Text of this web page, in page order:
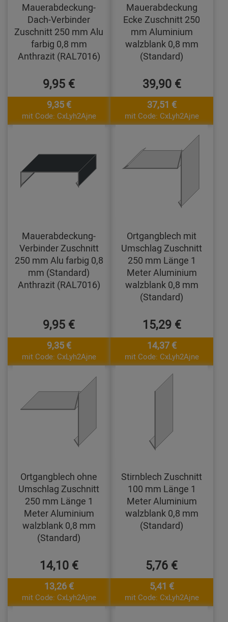
Mauerabdeckung-
Dach-Verbinder
Zuschnitt 250 mm Alu
farbig 0,8 mm
Anthrazit (RAL7016)
9,95 €
9,35 €
mit Code: CxLyh2Ajne
Mauerabdeckung
Ecke Zuschnitt 250
mm Aluminium
walzblank 0,8 mm
(Standard)
39,90 €
37,51 €
mit Code: CxLyh2Ajne
Mauerabdeckung-
Verbinder Zuschnitt
250 mm Alu farbig 0,8
mm (Standard)
Anthrazit (RAL7016)
9,95 €
9,35 €
mit Code: CxLyh2Ajne
Ortgangblech mit
Umschlag Zuschnitt
250 mm Länge 1
Meter Aluminium
walzblank 0,8 mm
(Standard)
15,29 €
14,37 €
mit Code: CxLyh2Ajne
Ortgangblech ohne
Umschlag Zuschnitt
250 mm Länge 1
Meter Aluminium
walzblank 0,8 mm
(Standard)
14,10 €
13,26 €
mit Code: CxLyh2Ajne
Stirnblech Zuschnitt
100 mm Länge 1
Meter Aluminium
walzblank 0,8 mm
(Standard)
5,76 €
5,41 €
mit Code: CxLyh2Ajne